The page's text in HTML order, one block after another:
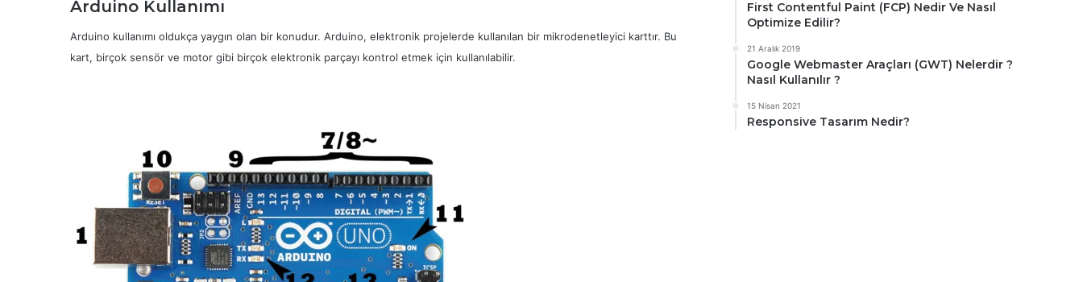
Arduino Kullanımı
Arduino kullanımı oldukça yaygın olan bir konudur. Arduino, elektronik projelerde kullanılan bir mikrodenetleyici karttır. Bu
kart, birçok sensör ve motor gibi birçok elektronik parçayı kontrol etmek için kullanılabilir.
First Contentful Paint (FCP) Nedir Ve Nasıl
Optimize Edilir?
21 Aralık 2019
Google Webmaster Araçları (GWT) Nelerdir ?
Nasıl Kullanılır ?
15 Nisan 2021
Responsive Tasarım Nedir?